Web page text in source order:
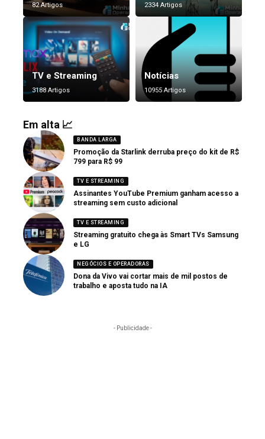
82 Artigos 2334 Artigos
TV e Streaming
3188 Artigos
Notícias
10955 Artigos
Em alta 📈
BANDA LARGA
Promoção da Starlink derruba preço do kit de R$
799 para R$ 99
TV E STREAMING
Assinantes YouTube Premium ganham acesso a
streaming sem custo adicional
TV E STREAMING
Streaming gratuito chega às Smart TVs Samsung
e LG
NEGÓCIOS E OPERADORAS
Dona da Vivo vai cortar mais de mil postos de
trabalho e aposta tudo na IA
- Publicidade -